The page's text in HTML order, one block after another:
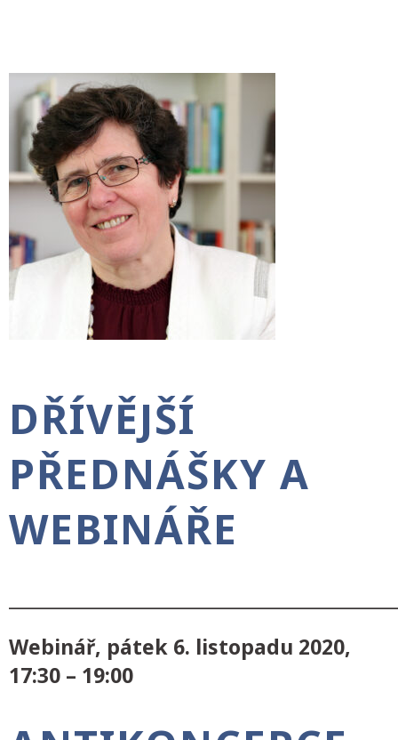
DŘÍVĚJŠÍ
PŘEDNÁŠKY A
WEBINÁŘE
Webinář, pátek 6. listopadu 2020,
17:30 – 19:00